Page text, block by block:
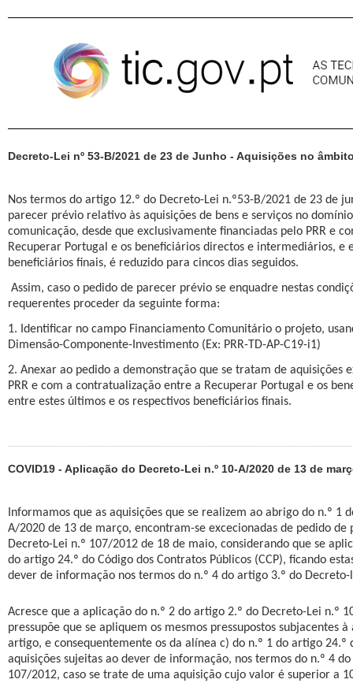
Decreto-Lei nº 53-B/2021 de 23 de Junho - Aquisições no
Nos termos do artigo 12.º do Decreto-Lei n.º53-B/2021 de 23 de
parecer prévio relativo às aquisições de bens e serviços no
comunicação, desde que exclusivamente financiadas pelo PRR e
Recuperar Portugal e os beneficiários directos e intermediários, e
beneficiários finais, é reduzido para cincos dias seguidos.
Assim, caso o pedido de parecer prévio se enquadre nestas
requerentes proceder da seguinte forma:
1. Identificar no campo Financiamento Comunitário o projeto,
Dimensão-Componente-Investimento (Ex: PRR-TD-AP-C19-i1)
2. Anexar ao pedido a demonstração que se tratam de aquisições
PRR e com a contratualização entre a Recuperar Portugal e os
entre estes últimos e os respectivos beneficiários finais.
COVID19 - Aplicação do Decreto-Lei n.º 10-A/2020 de 13 de
Informamos que as aquisições que se realizem ao abrigo do n.º 1
A/2020 de 13 de março, encontram-se excecionadas de pedido
Decreto-Lei n.º 107/2012 de 18 de maio, considerando que se
do artigo 24.º do Código dos Contratos Públicos (CCP), ficando
dever de informação nos termos do n.º 4 do artigo 3.º do
Acresce que a aplicação do n.º 2 do artigo 2.º do Decreto-Lei n.º
pressupõe que se apliquem os mesmos pressupostos subjacentes
artigo, e consequentemente os da alínea c) do n.º 1 do artigo 24.º
aquisições sujeitas ao dever de informação, nos termos do n.º 4
107/2012, caso se trate de uma aquisição cujo valor é superior a